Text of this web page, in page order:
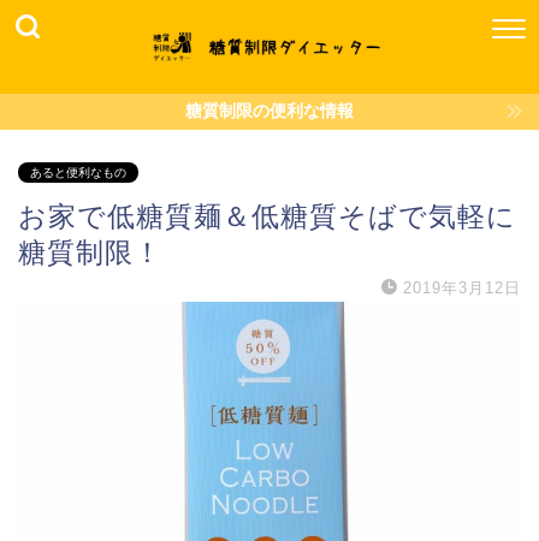
糖質制限の便利な情報
あると便利なもの
お家で低糖質麺＆低糖質そばで気軽に
糖質制限！
2019年3月12日